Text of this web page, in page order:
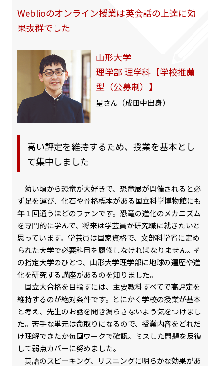
Weblioのオンライン授業は英会話の上達に効
果抜群でした
山形大学
理学部 理学科【学校推薦
型（公募制）】
星さん（成田中出身）
高い評定を維持するため、授業を基本とし
て集中しました
幼い頃から恐竜が大好きで、恐竜展が開催されると必
ず足を運び、化石や骨格標本がある国立科学博物館にも
年１回通うほどのファンです。恐竜の進化のメカニズム
を専門的に学んで、将来は学芸員か研究職に就きたいと
思っています。学芸員は国家資格で、文部科学省に定め
られた大学で必要科目を履修しなければなりません。そ
の指定大学のひとつ、山形大学理学部に地球の遍歴や進
化を研究する講座があるのを知りました。
国立大合格を目指すには、主要教科すべてで高評定を
維持するのが絶対条件です。とにかく学校の授業が基本
と考え、先生のお話を聞き漏らさないよう気をつけまし
た。苦手な単元は命取りになるので、授業内容をどれだ
け理解できたか毎回ワークで確認。ミスした問題を反復
して弱点カバーに努めました。
英語のスピーキング、リスニングに明らかな効果があ